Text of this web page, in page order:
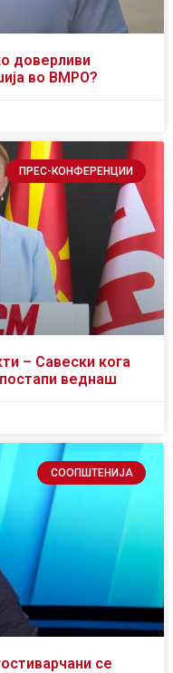
доверливи
во ВМРО?
ПРЕС-КОНФЕРЕНЦИИ
– Савески кога
веднаш
СООПШТЕНИЈА
се